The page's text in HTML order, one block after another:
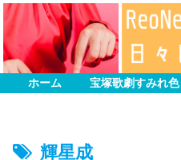
ホーム 宝塚歌劇すみれ色
輝星成